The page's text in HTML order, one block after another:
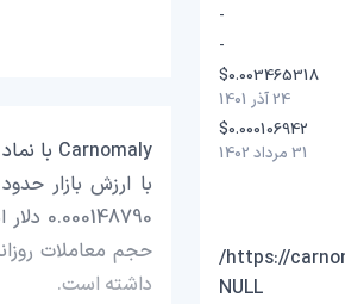
-
-
$0.003465318
24 آذر 1401
$0.000106942
31 مرداد 1402
https://
NULL
داشته است.